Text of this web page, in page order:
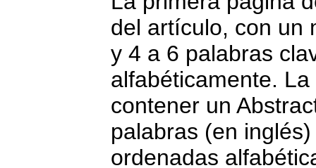
del artículo, con un
y 4 a 6 palabras
alfabéticamente.
contener un
palabras (en
ordenadas